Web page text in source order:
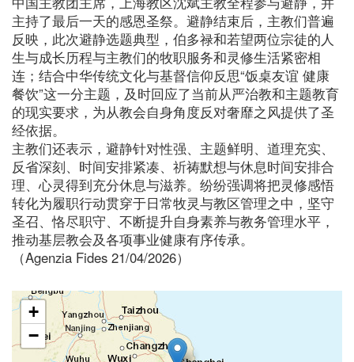
主持了最后一天的感恩圣祭。避静结束后，主教们普遍
反映，此次避静选题典型，伯多禄和若望两位宗徒的人
生与成长历程与主教们的牧职服务和灵修生活紧密相
连；结合中华传统文化与基督信仰反思“饭桌友谊 健康
餐饮”这一分主题，及时回应了当前从严治教和主题教育
的现实要求，为从教会自身角度反对奢靡之风提供了圣
经依据。
主教们还表示，避静针对性强、主题鲜明、道理充实、
反省深刻、时间安排紧凑、祈祷默想与休息时间安排合
理、心灵得到充分休息与滋养。纷纷强调将把灵修感悟
转化为履职行动贯穿于日常牧灵与教区管理之中，坚守
圣召、恪尽职守、不断提升自身素养与教务管理水平，
推动基层教会及各项事业健康有序传承。
（Agenzia Fides 21/04/2026）
+
−